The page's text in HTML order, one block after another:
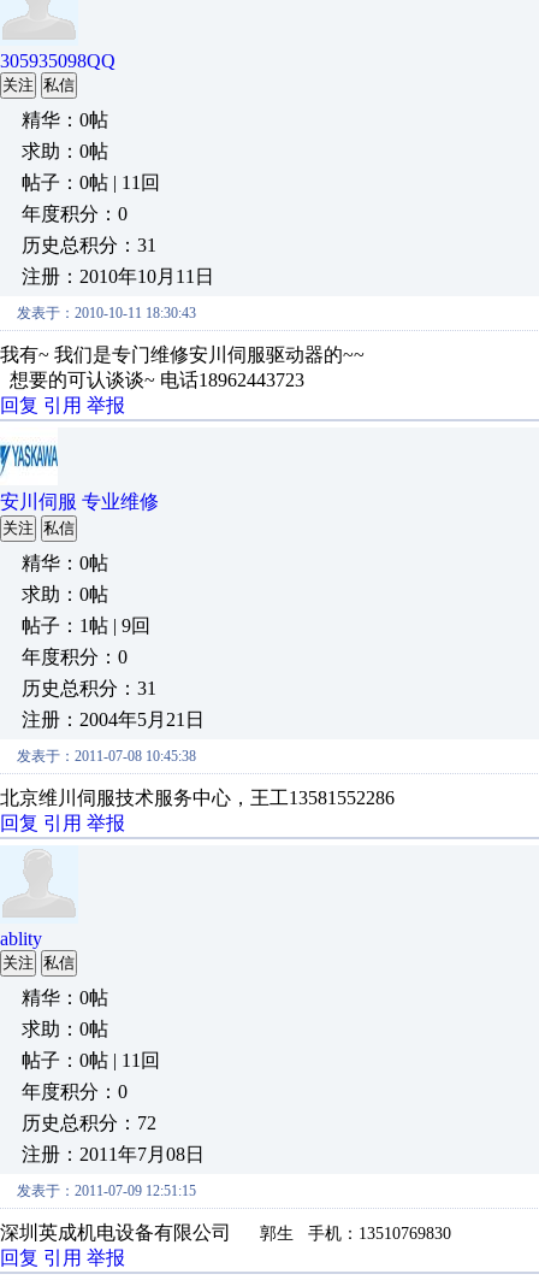
305935098QQ
关注 私信
精华：0帖
求助：0帖
帖子：0帖 | 11回
年度积分：0
历史总积分：31
注册：2010年10月11日
发表于：2010-10-11 18:30:43
我有~ 我们是专门维修安川伺服驱动器的~~
想要的可认谈谈~ 电话18962443723
回复 引用 举报
安川伺服 专业维修
关注 私信
精华：0帖
求助：0帖
帖子：1帖 | 9回
年度积分：0
历史总积分：31
注册：2004年5月21日
发表于：2011-07-08 10:45:38
北京维川伺服技术服务中心，王工13581552286
回复 引用 举报
ablity
关注 私信
精华：0帖
求助：0帖
帖子：0帖 | 11回
年度积分：0
历史总积分：72
注册：2011年7月08日
发表于：2011-07-09 12:51:15
深圳英成机电设备有限公司 郭生 手机： 13510769830
回复 引用 举报